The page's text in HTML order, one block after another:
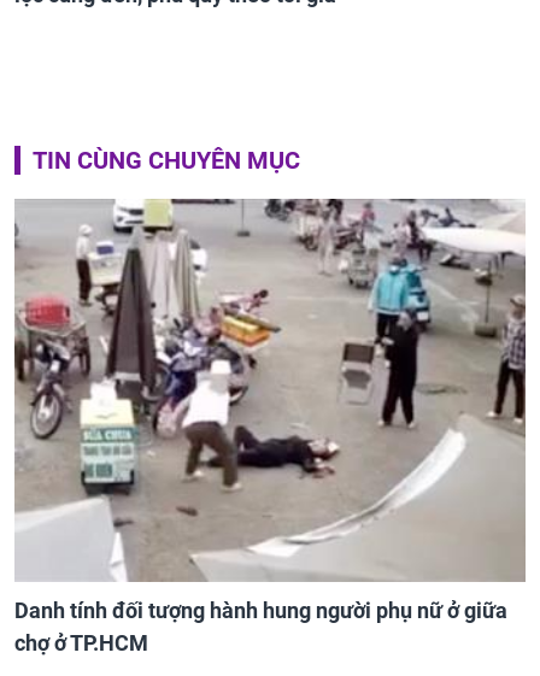
TIN CÙNG CHUYÊN MỤC
Danh tính đối tượng hành hung người phụ nữ ở giữa
chợ ở TP.HCM